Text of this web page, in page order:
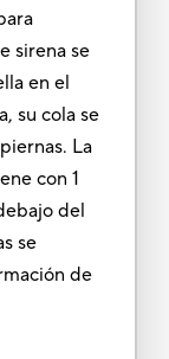
sirena se
en el
su cola se
La
con 1
del
se
de